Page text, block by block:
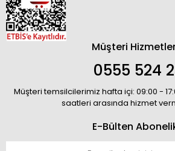
Müşteri
0555 524
Müşteri temsilcilerimiz hafta içi: 09:00 -
saatleri arasında hizmet
E-Bülten